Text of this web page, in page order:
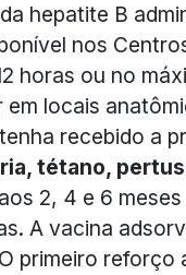
hepatite B
nos
horas ou no
locais
recebido a
tétano,
2, 4 e 6 meses
A vacina
primeiro reforço